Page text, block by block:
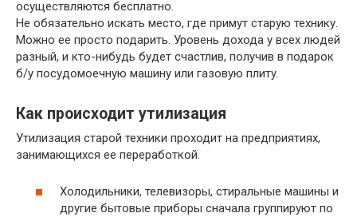
осуществляются бесплатно.
Не обязательно искать место, где примут старую технику.
Можно ее просто подарить. Уровень дохода у всех людей
разный, и кто-нибудь будет счастлив, получив в подарок
б/у посудомоечную машину или газовую плиту.
Как происходит утилизация
Утилизация старой техники проходит на предприятиях,
занимающихся ее переработкой.
Холодильники, телевизоры, стиральные машины и
другие бытовые приборы сначала группируют по